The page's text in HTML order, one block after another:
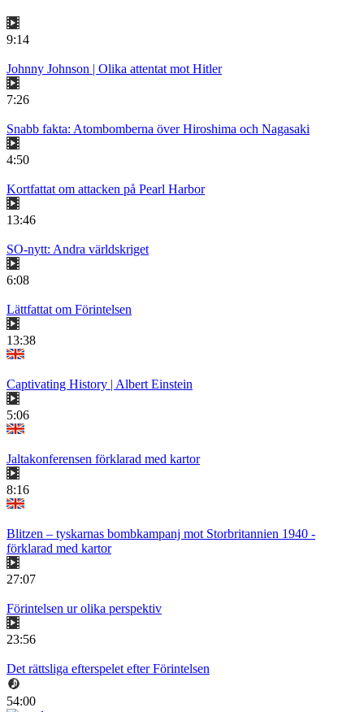
9:14
Johnny Johnson | Olika attentat mot Hitler
7:26
Snabb fakta: Atombomberna över Hiroshima och Nagasaki
4:50
Kortfattat om attacken på Pearl Harbor
13:46
SO-nytt: Andra världskriget
6:08
Lättfattat om Förintelsen
13:38
Captivating History | Albert Einstein
5:06
Jaltakonferensen förklarad med kartor
8:16
Blitzen – tyskarnas bombkampanj mot Storbritannien 1940 -
förklarad med kartor
27:07
Förintelsen ur olika perspektiv
23:56
Det rättsliga efterspelet efter Förintelsen
54:00